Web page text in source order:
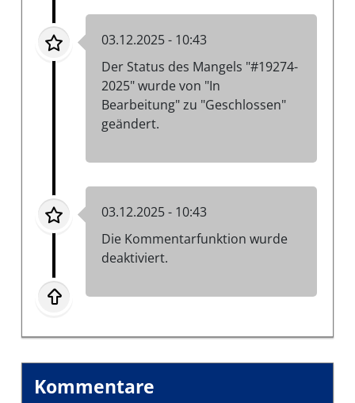
03.12.2025 - 10:43
Der Status des Mangels "#19274-
2025" wurde von "In
Bearbeitung" zu "Geschlossen"
geändert.
03.12.2025 - 10:43
Die Kommentarfunktion wurde
deaktiviert.
Kommentare